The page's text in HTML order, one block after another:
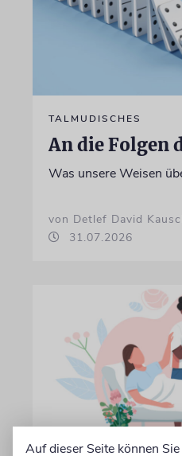
TALMUDISCHES
An die Folgen
Was unsere Weisen
von Detlef David
31.07.2026
Auf dieser Seite können